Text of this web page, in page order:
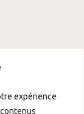
expérience